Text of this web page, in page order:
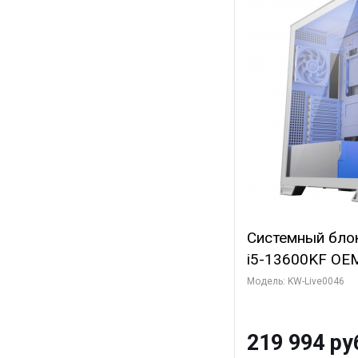
Системный
i5-13600KF
7, C14 8EC/
SSD)
Модель: KW-Live0046
219 994